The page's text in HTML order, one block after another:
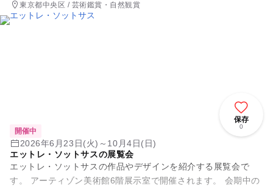
東京都中央区 / 芸術鑑賞・自然観賞
保存
0
開催中
2026年6月23日(火)～10月4日(日)
エットレ・ソットサスの展覧会
エットレ・ソットサスの作品やデザインを紹介する展覧会で
す。 アーティゾン美術館6階展示室で開催されます。 会期中の